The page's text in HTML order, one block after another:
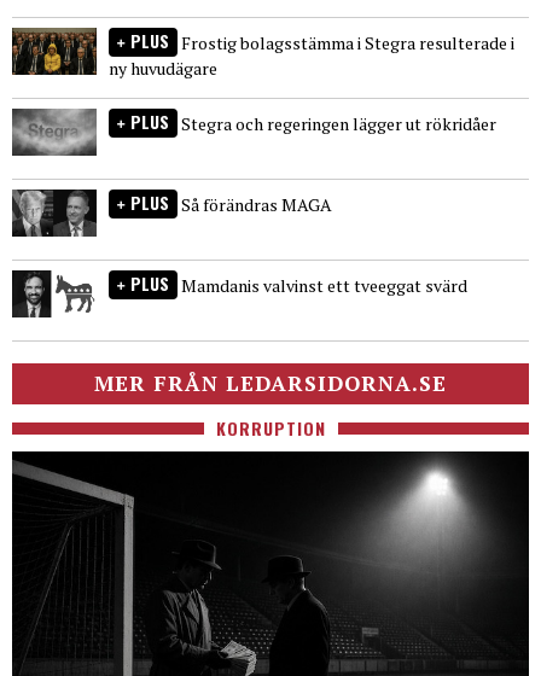
PLUS Frostig bolagsstämma i Stegra resulterade i
ny huvudägare
PLUS Stegra och regeringen lägger ut rökridåer
PLUS Så förändras MAGA
PLUS Mamdanis valvinst ett tveeggat svärd
MER FRÅN LEDARSIDORNA.SE
KORRUPTION